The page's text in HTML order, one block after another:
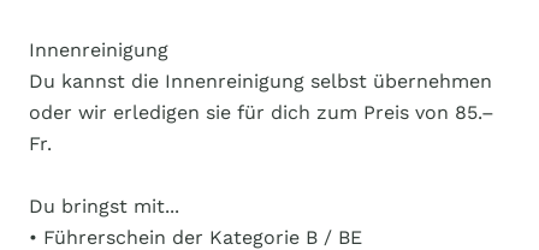
Innenreinigung
Du kannst die Innenreinigung selbst übernehmen
oder wir erledigen sie für dich zum Preis von 85.–
Fr.
Du bringst mit...
• Führerschein der Kategorie B / BE